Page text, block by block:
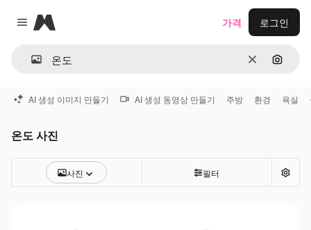
Close menu
Magnific
지우기이미지
가격 로그인
AI 생성 이미지 만들기 AI 생성 동영상 만들기 주방 환경 욕실
온도 사진
사진 필터